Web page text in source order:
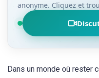
anonyme. Cliquez et
Dans un monde où rester